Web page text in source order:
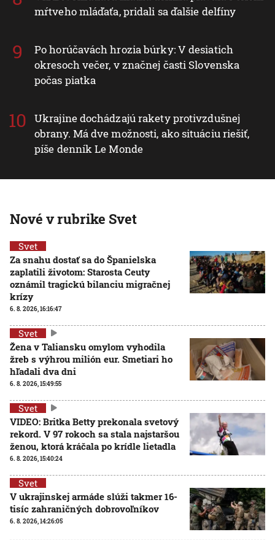
mŕtveho mláďaťa, pridali sa ďalšie delfíny
Po horúčavách hrozia búrky: V desiatich
okresoch večer, v značnej časti Slovenska
počas piatka
Ukrajine dochádzajú rakety protivzdušnej
obrany. Má dve možnosti, ako situáciu riešiť,
píše denník Le Monde
Nové v rubrike Svet
Svet
Za snahu dostať sa do Španielska
zaplatili životom: Starosta Ceuty
oznámil tragickú bilanciu migračnej
krízy
6. 8. 2026, 16:16:47
Svet
Žena v Taliansku omylom vyhodila
žreb s výhrou milión eur. Smetiari ho
hľadali dva dni
6. 8. 2026, 15:49:55
Svet
VIDEO: Britka Betty prekonala svetový
rekord. V 97 rokoch sa stala najstaršou
ženou, ktorá kráčala po krídle lietadla
6. 8. 2026, 15:40:24
Svet
V ukrajinskej armáde slúži takmer 16-
tisíc zahraničných dobrovoľníkov
6. 8. 2026, 14:26:05